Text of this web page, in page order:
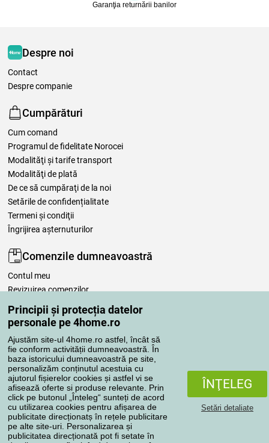
Principii și protecția datelor
personale pe 4home.ro
Ajustăm site-ul 4home.ro astfel, încât să
fie conform activității dumneavoastră. În
baza istoricului dumneavoastră pe site,
personalizăm conținutul acestuia cu
ajutorul fișierelor cookies și astfel vi se
afisează oferte si produse relevante. Prin
click pe butonul „Înteleg“ sunteți de acord
cu utilizarea cookies pentru afișarea de
publicitate direcționatș în rețele publicitare
pe alte site-uri. Personalizarea și
publicitatea direcționată pot fi setate în
ÎNŢELEG
Setări detaliate
Garanţia returnării banilor
Despre noi
Contact
Despre companie
Cumpărături
Cum comand
Programul de fidelitate Norocei
Modalităţi şi tarife transport
Modalităţi de plată
De ce să cumpăraţi de la noi
Setările de confidențialitate
Termeni şi condiţii
Îngrijirea așternuturilor
Comenzile dumneavoastră
Contul meu
Revizuirea comenzilor
Reclamaţii
Retragere de la contract
Regulile de procesare a recenziilor
Metode de transport
Metode de plată